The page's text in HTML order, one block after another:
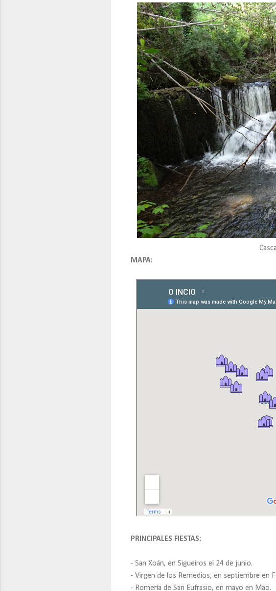
MAPA:
PRINCIPALES FIESTAS:
- San Xoán, en Sigueiros el 24 de junio.
- Virgen de los Remedios, en septiembre en
- Romería de San Eufrasio, en mayo en Mao.